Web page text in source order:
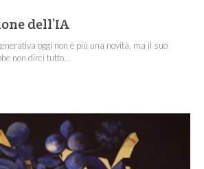
dell’IA
oggi non è più una novità, ma il suo
non dirci tutto...